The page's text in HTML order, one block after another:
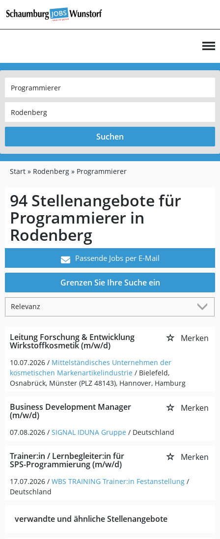
Suchen
Start Rodenberg Programmierer
94 Stellenangebote für
Programmierer in
Rodenberg
Passende Jobs per E-Mail
Grenzen Sie Ihre Suche ein
Leitung Forschung & Entwicklung
Wirkstoffkosmetik (m/w/d)
Merken
10.07.2026 / Mittelständisches Unternehmen der
kosmetischen Markenartikelindustrie / Bielefeld,
Osnabrück, Münster (PLZ 48143), Hannover, Hamburg
Business Development Manager
(m/w/d)
Merken
07.08.2026 / SIGNAL IDUNA Gruppe / Deutschland
Trainer:in / Lernbegleiter:in für
SPS-Programmierung (m/w/d)
Merken
17.07.2026 / WBS TRAINING Trainer:in Festanstellung /
Deutschland
verwandte und ähnliche Stellenangebote